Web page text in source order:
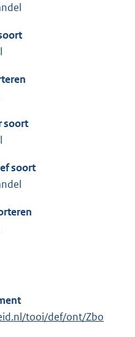
soort
soort
tooi/def/ont/Zbo